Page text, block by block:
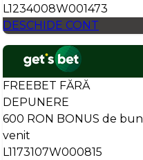
L1234008W001473
DESCHIDE CONT
FREEBET FĂRĂ
DEPUNERE
600 RON BONUS de bun
venit
L1173107W000815